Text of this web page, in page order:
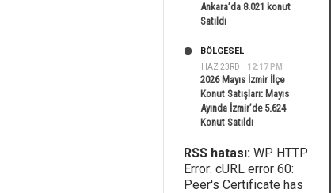
Ankara’da 8.021 konut
Satıldı
HAZ 23RD 12:17 PM
BÖLGESEL
2026 Mayıs İzmir İlçe
Konut Satışları: Mayıs
Ayında İzmir’de 5.624
Konut Satıldı
RSS hatası: WP HTTP
Error: cURL error 60:
Peer's Certificate has